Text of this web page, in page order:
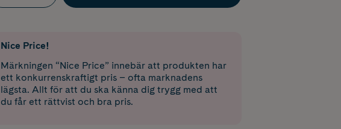
Nice Price!
Märkningen “Nice Price” innebär att produkten har
ett konkurrenskraftigt pris – ofta marknadens
lägsta. Allt för att du ska känna dig trygg med att
du får ett rättvist och bra pris.